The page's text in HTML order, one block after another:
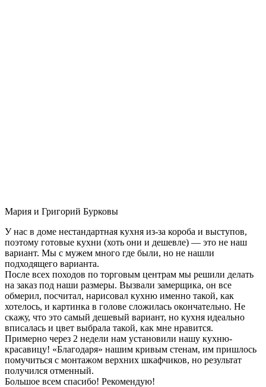
Мария и Григорий Бурковы
У нас в доме нестандартная кухня из-за короба и выступов,
поэтому готовые кухни (хоть они и дешевле) — это не наш
вариант. Мы с мужем много где были, но не нашли
подходящего варианта.
После всех походов по торговым центрам мы решили делать
на заказ под наши размеры. Вызвали замерщика, он все
обмерил, посчитал, нарисовал кухню именно такой, как
хотелось, и картинка в голове сложилась окончательно. Не
скажу, что это самый дешевый вариант, но кухня идеально
вписалась и цвет выбрала такой, как мне нравится.
Примерно через 2 недели нам установили нашу кухню-
красавицу! «Благодаря» нашим кривым стенам, им пришлось
помучиться с монтажом верхних шкафчиков, но результат
получился отменный.
Большое всем спасибо! Рекомендую!